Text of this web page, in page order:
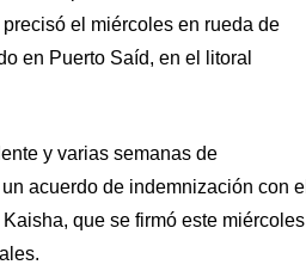
el miércoles en rueda de
en Puerto Saíd, en el litoral
y varias semanas de
acuerdo de indemnización con el
que se firmó este miércoles